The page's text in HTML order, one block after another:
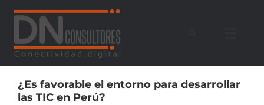
contenido
¿Es favorable el entorno para desarrollar
las TIC en Perú?